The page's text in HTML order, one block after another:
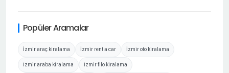
Popüler Aramalar
İzmir araç kiralama İzmir rent a car İzmir oto kiralama
İzmir araba kiralama İzmir filo kiralama